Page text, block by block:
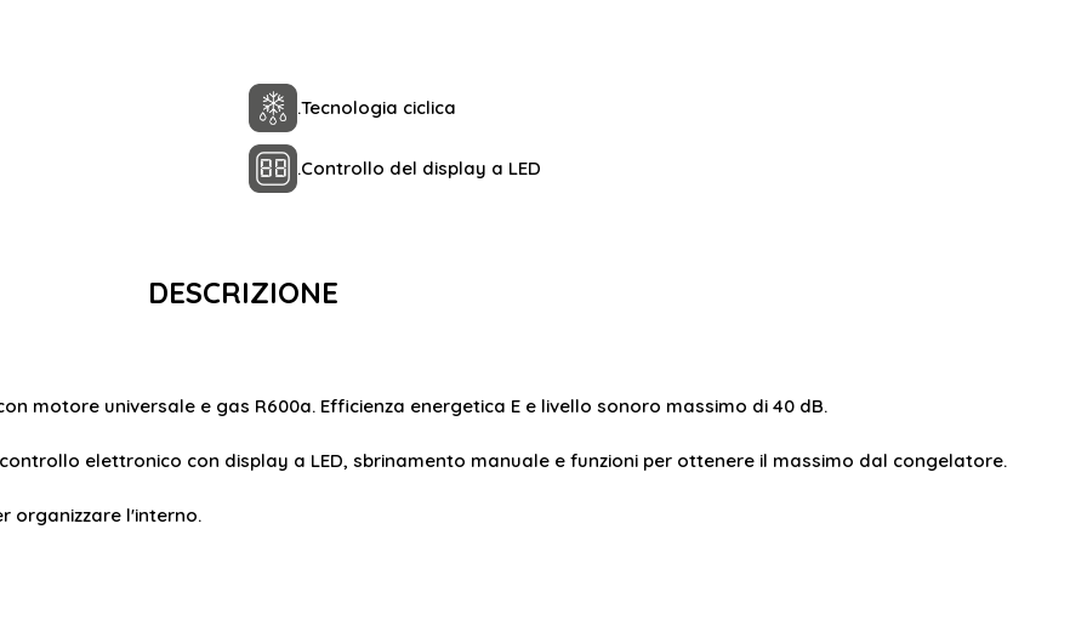
.Tecnologia ciclica
.Controllo del display a LED
DESCRIZIONE
motore universale e gas R600a. Efficienza energetica E e livello sonoro massimo di 40 dB.
elettronico con display a LED, sbrinamento manuale e funzioni per ottenere il massimo dal congelatore.
organizzare l'interno.